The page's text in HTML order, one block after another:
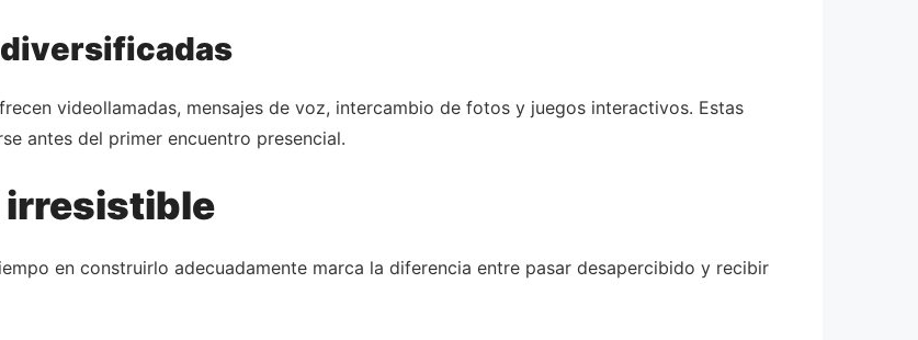
videollamadas, mensajes de voz, intercambio de fotos y juegos interactivos. Estas
antes del primer encuentro presencial.
irresistible
en construirlo adecuadamente marca la diferencia entre pasar desapercibido y recibir